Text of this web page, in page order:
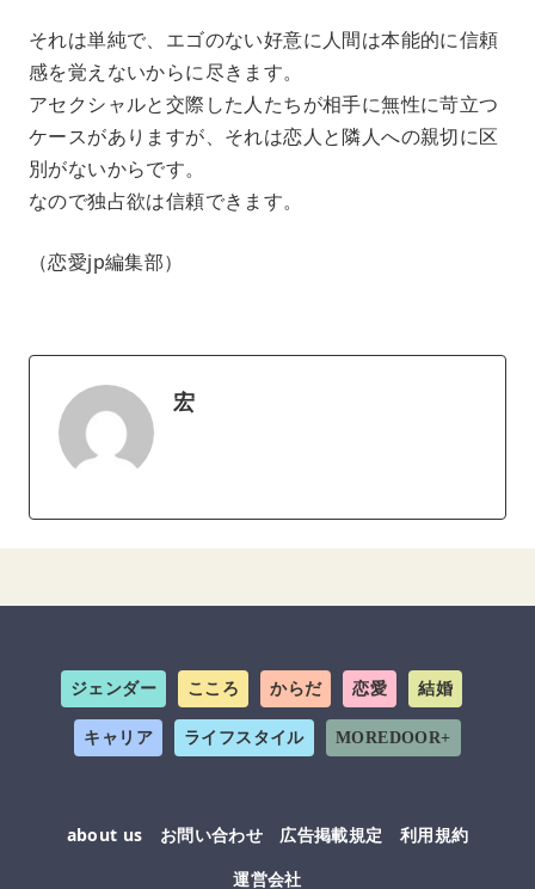
それは単純で、エゴのない好意に人間は本能的に信頼
感を覚えないからに尽きます。
アセクシャルと交際した人たちが相手に無性に苛立つ
ケースがありますが、それは恋人と隣人への親切に区
別がないからです。
なので独占欲は信頼できます。
（恋愛jp編集部）
宏
ジェンダー こころ からだ 恋愛 結婚
キャリア ライフスタイル MOREDOOR+
about us お問い合わせ 広告掲載規定
利用規約
運営会社